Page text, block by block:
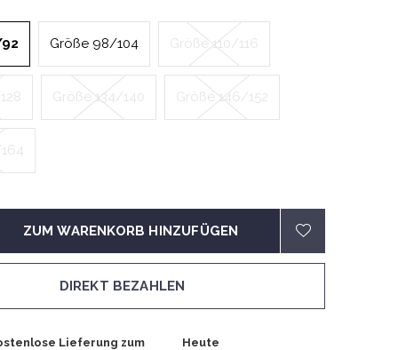
Größe 98/104 Größe 110/116
Größe 134/140 Größe 146/152
ZUM WARENKORB HINZUFÜGEN
DIREKT BEZAHLEN
Lieferung zum
Heute